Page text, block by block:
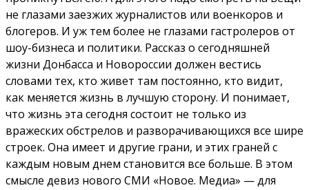
не глазами заезжих журналистов или военкоров и
блогеров. И уж тем более не глазами гастролеров от
шоу-бизнеса и политики. Рассказ о сегодняшней
жизни Донбасса и Новороссии должен вестись
словами тех, кто живет там постоянно, кто видит,
как меняется жизнь в лучшую сторону. И понимает,
что жизнь эта сегодня состоит не только из
вражеских обстрелов и разворачивающихся все шире
строек. Она имеет и другие грани, и этих граней с
каждым новым днем становится все больше. В этом
смысле девиз нового СМИ «Новое. Медиа» — для